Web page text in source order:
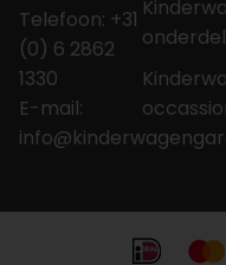
Telefoon: +31
(0) 6 2862
1330
E-mail: